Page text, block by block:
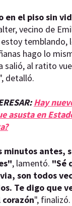
el piso sin
vecino de
temblando,
hago lo
salió, al ratito
detalló.
Hay
asusta en
minutos antes,
, lamentó. "Sé
son todos
Te digo que
", finalizó.